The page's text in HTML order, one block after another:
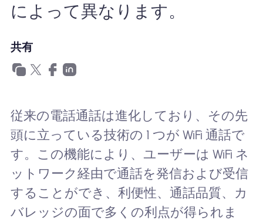
によって異なります。
共有
従来の電話通話は進化しており、その先
頭に立っている技術の 1 つが WiFi 通話で
す。この機能により、ユーザーは WiFi ネ
ットワーク経由で通話を発信および受信
することができ、利便性、通話品質、カ
バレッジの面で多くの利点が得られま